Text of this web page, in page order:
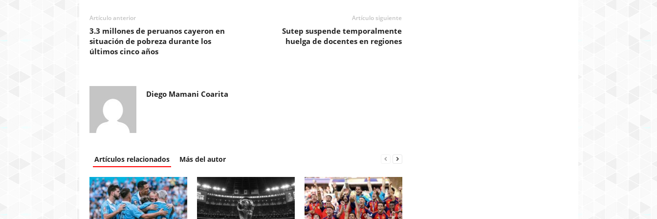
Artículo anterior
3.3 millones de peruanos cayeron en
situación de pobreza durante los
últimos cinco años
Artículo siguiente
Sutep suspende temporalmente
huelga de docentes en regiones
Diego Mamani Coarita
Artículos relacionados Más del autor